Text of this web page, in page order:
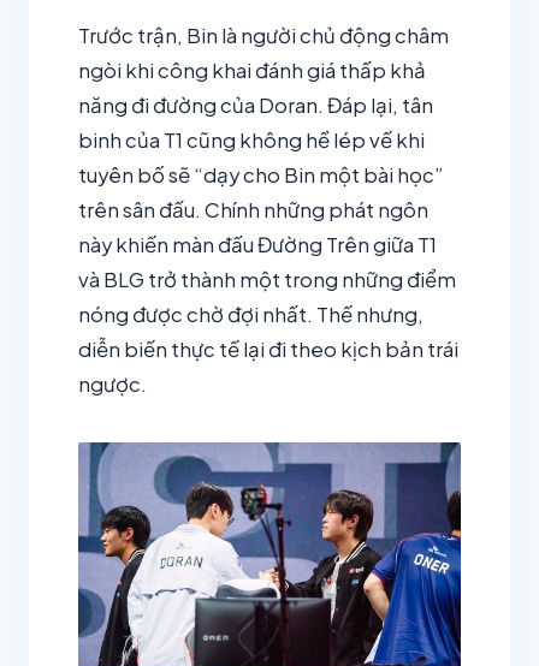
Trước trận, Bin là người chủ động châm
ngòi khi công khai đánh giá thấp khả
năng đi đường của Doran. Đáp lại, tân
binh của T1 cũng không hề lép vế khi
tuyên bố sẽ “dạy cho Bin một bài học”
trên sân đấu. Chính những phát ngôn
này khiến màn đấu Đường Trên giữa T1
và BLG trở thành một trong những điểm
nóng được chờ đợi nhất. Thế nhưng,
diễn biến thực tế lại đi theo kịch bản trái
ngược.